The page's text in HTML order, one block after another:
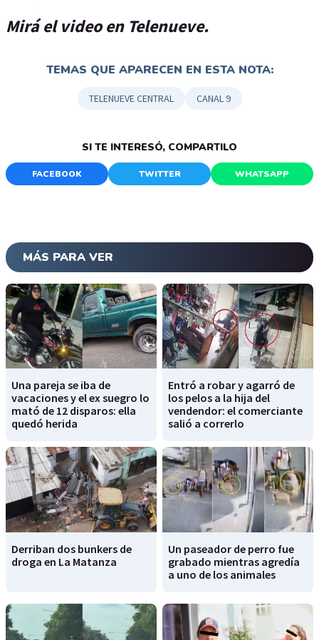
Mirá el video en Telenueve.
TEMAS QUE APARECEN EN ESTA NOTA:
TELENUEVE CENTRAL CANAL 9
SI TE INTERESÓ, COMPARTILO
FACEBOOK TWITTER WHATSAPP
MÁS PARA VER
Una pareja se iba de
vacaciones y el ex suegro lo
mató de 12 disparos: ella
quedó herida
Entró a robar y agarró de
los pelos a la hija del
vendendor: el comerciante
salió a correrlo
Derriban dos bunkers de
droga en La Matanza
Un paseador de perro fue
grabado mientras agredía
a uno de los animales